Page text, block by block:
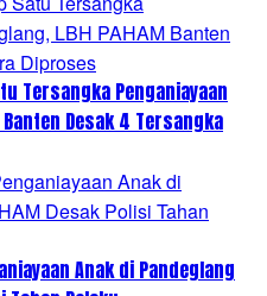
Tersangka Penganiayaan
Banten Desak 4 Tersangka
Anak di Pandeglang